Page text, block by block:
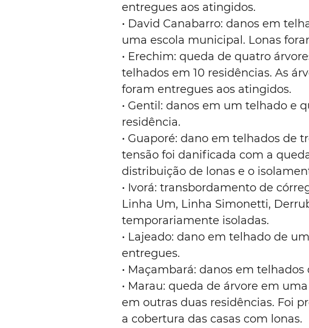
entregues aos atingidos.
• David Canabarro: danos em
uma escola municipal. Lonas
• Erechim: queda de quatro
telhados em 10 residências. As
foram entregues aos atingidos.
• Gentil: danos em um telhado e
residência.
• Guaporé: dano em telhados de
tensão foi danificada com a
distribuição de lonas e o
• Ivorá: transbordamento de
Linha Um, Linha Simonetti,
temporariamente isoladas.
• Lajeado: dano em telhado de
entregues.
• Maçambará: danos em telhados
• Marau: queda de árvore em
em outras duas residências. Foi
a cobertura das casas com lonas.